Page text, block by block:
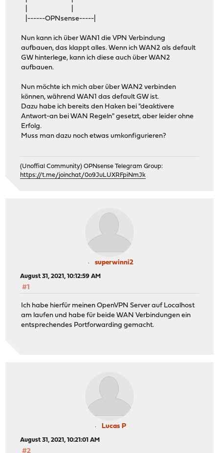
|------OPNsense-----|
Nun kann ich über WAN1 die VPN Verbindung
aufbauen, das klappt alles. Wenn ich WAN2 als default
GW hinterlege, kann ich diese auch über WAN2
aufbauen.
Nun möchte ich mich aber über WAN2 verbinden
können, während WAN1 das default GW ist.
Dazu habe ich bereits den Haken bei "deaktivere
Antwort-an bei WAN Regeln" gesetzt, aber leider ohne
Erfolg.
Muss man dazu noch etwas umkonfigurieren?
(Unoffial Community) OPNsense Telegram Group:
https://t.me/joinchat/0o9JuLUXRFpiNmJk
superwinni2
August 31, 2021, 10:12:59 AM
#1
Ich habe hierfür meinen OpenVPN Server auf Localhost
am laufen und habe für beide WAN Verbindungen ein
entsprechendes Portforwarding gemacht.
Lucas P
August 31, 2021, 10:21:01 AM
#2